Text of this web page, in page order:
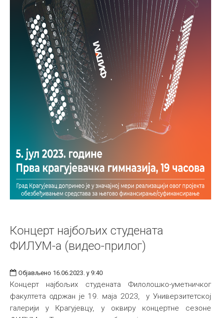
Концерт најбољих студената
ФИЛУМ-а (видео-прилог)
Објављено 16.06.2023. у 9:40
Концерт најбољих студената Филолошко-уметничког
факултета одржан је 19. маја 2023, у Универзитетској
галерији у Крагујевцу, у оквиру концертне сезоне